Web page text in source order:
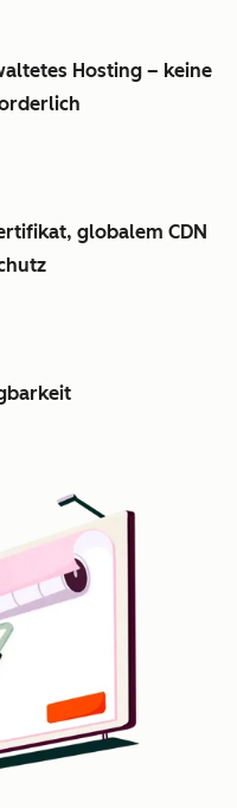
Hosting – keine
globalem CDN